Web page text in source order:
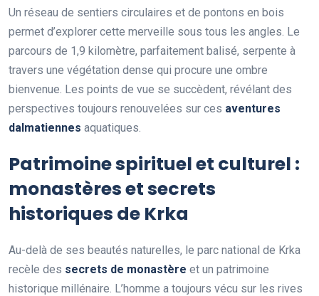
Un réseau de sentiers circulaires et de pontons en bois
permet d’explorer cette merveille sous tous les angles. Le
parcours de 1,9 kilomètre, parfaitement balisé, serpente à
travers une végétation dense qui procure une ombre
bienvenue. Les points de vue se succèdent, révélant des
perspectives toujours renouvelées sur ces aventures
dalmatiennes aquatiques.
Patrimoine spirituel et culturel :
monastères et secrets
historiques de Krka
Au-delà de ses beautés naturelles, le parc national de Krka
recèle des secrets de monastère et un patrimoine
historique millénaire. L’homme a toujours vécu sur les rives